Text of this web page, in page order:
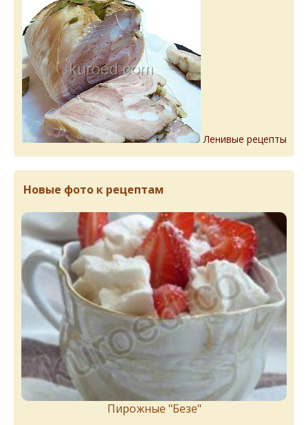
Ленивые рецепты
Новые фото к рецептам
Пирожныe "Бeзe"